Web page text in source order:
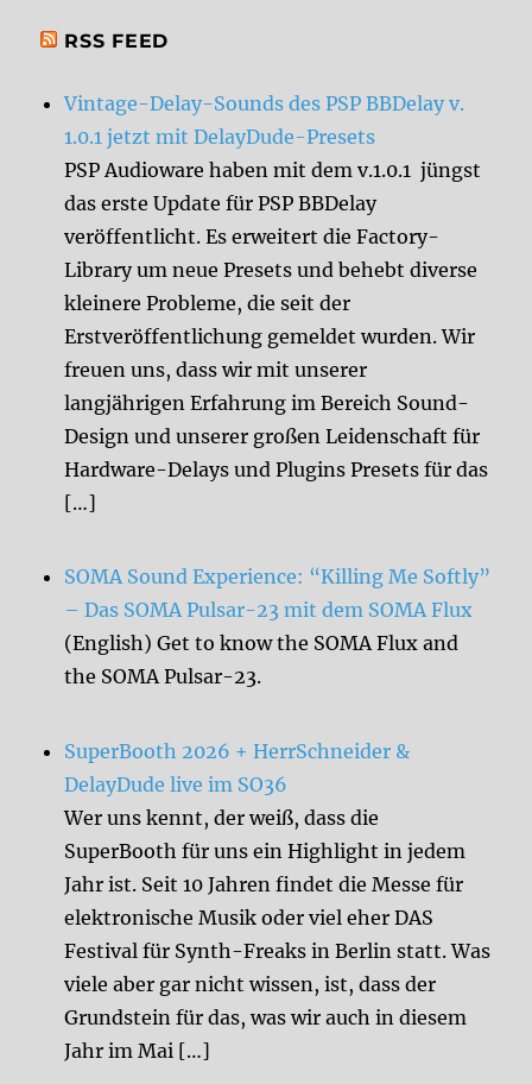
RSS FEED
Vintage-Delay-Sounds des PSP BBDelay v.
1.0.1 jetzt mit DelayDude-Presets
PSP Audioware haben mit dem v.1.0.1 jüngst
das erste Update für PSP BBDelay
veröffentlicht. Es erweitert die Factory-
Library um neue Presets und behebt diverse
kleinere Probleme, die seit der
Erstveröffentlichung gemeldet wurden. Wir
freuen uns, dass wir mit unserer
langjährigen Erfahrung im Bereich Sound-
Design und unserer großen Leidenschaft für
Hardware-Delays und Plugins Presets für das
[…]
SOMA Sound Experience: “Killing Me Softly”
– Das SOMA Pulsar-23 mit dem SOMA Flux
(English) Get to know the SOMA Flux and
the SOMA Pulsar-23.
SuperBooth 2026 + HerrSchneider &
DelayDude live im SO36
Wer uns kennt, der weiß, dass die
SuperBooth für uns ein Highlight in jedem
Jahr ist. Seit 10 Jahren findet die Messe für
elektronische Musik oder viel eher DAS
Festival für Synth-Freaks in Berlin statt. Was
viele aber gar nicht wissen, ist, dass der
Grundstein für das, was wir auch in diesem
Jahr im Mai […]